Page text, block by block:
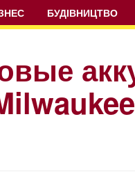
БУДІВНИЦТВО